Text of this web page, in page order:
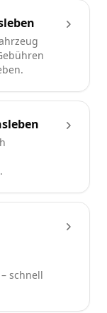
schnell